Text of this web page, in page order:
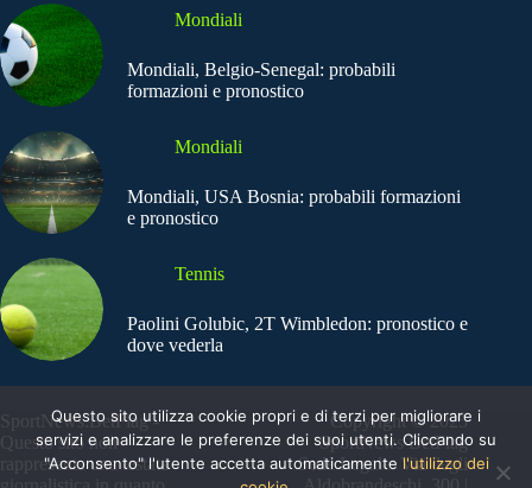
Mondiali
Mondiali, Belgio-Senegal: probabili
formazioni e pronostico
Mondiali
Mondiali, USA Bosnia: probabili formazioni
e pronostico
Tennis
Paolini Golubic, 2T Wimbledon: pronostico e
dove vederla
SportNews.BetFlag -
Questo sito non
rappresenta una testata
Copyright © 2025
SportNews BetFlag
Sede Legale: Via degli
Questo sito utilizza cookie propri e di terzi per migliorare i
servizi e analizzare le preferenze dei suoi utenti. Cliccando su
"Acconsento" l'utente accetta automaticamente l'utilizzo dei